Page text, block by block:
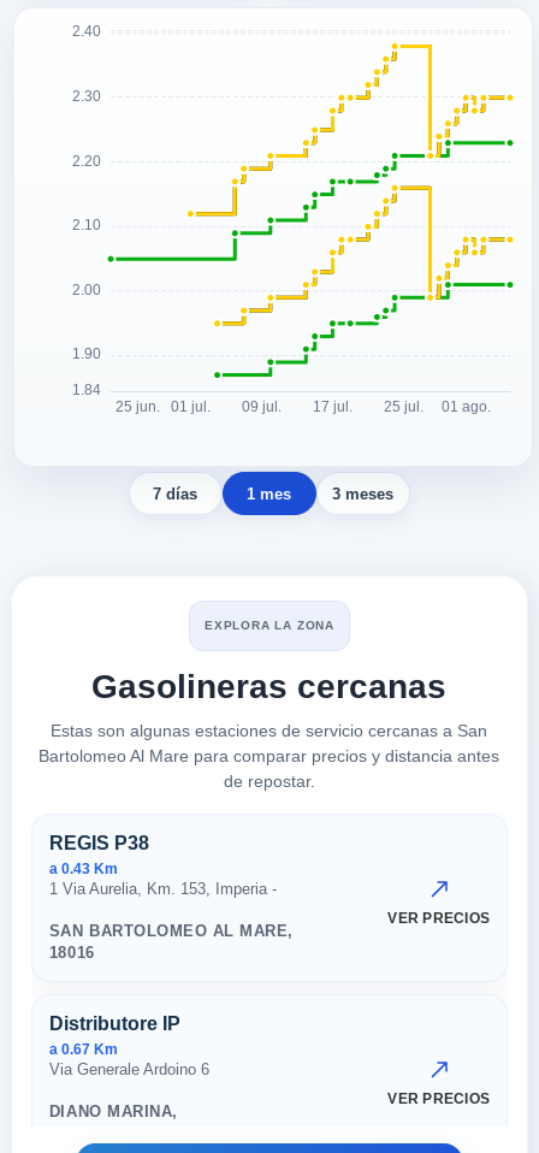
7 días 1 mes 3 meses
EXPLORA LA ZONA
Gasolineras cercanas
Estas son algunas estaciones de servicio cercanas a San
Bartolomeo Al Mare para comparar precios y distancia antes
de repostar.
Estaciones cercanas en San
REGIS P38
a 0.43 Km
1 Via Aurelia, Km. 153, Imperia -
SAN BARTOLOMEO AL MARE,
18016
VER PRECIOS
Distributore IP
a 0.67 Km
Via Generale Ardoino 6
DIANO MARINA,
VER PRECIOS